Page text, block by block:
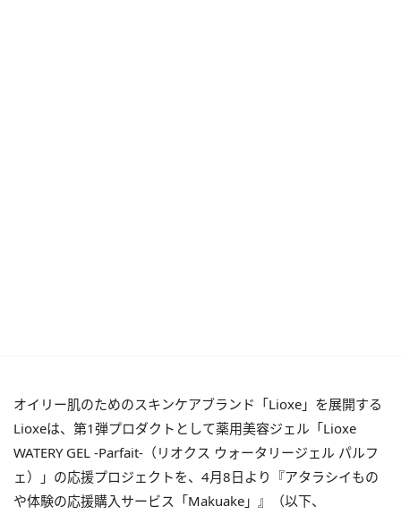
オイリー肌のためのスキンケアブランド「Lioxe」を展開する
Lioxeは、第1弾プロダクトとして薬用美容ジェル「Lioxe
WATERY GEL -Parfait-（リオクス ウォータリージェル パルフ
ェ）」の応援プロジェクトを、4月8日より『アタラシイもの
や体験の応援購入サービス「Makuake」』（以下、